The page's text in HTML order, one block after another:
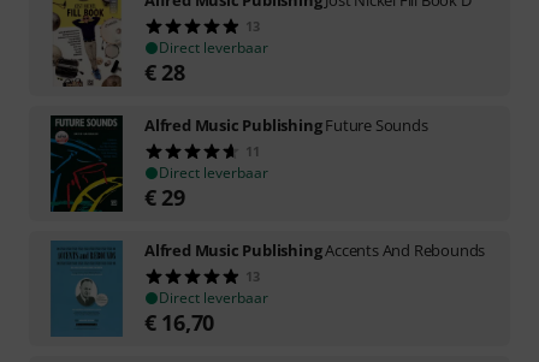
13
Direct leverbaar
€ 28
Alfred Music PublishingFuture Sounds
11
Direct leverbaar
€ 29
Alfred Music PublishingAccents And Rebounds
13
Direct leverbaar
€ 16,70